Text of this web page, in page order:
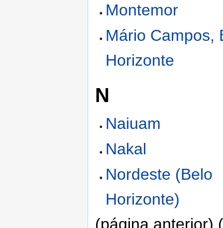
Montemor
Mário Campos,
Horizonte
N
Naiuam
Nakal
Nordeste (Belo
Horizonte)
(página anterior)